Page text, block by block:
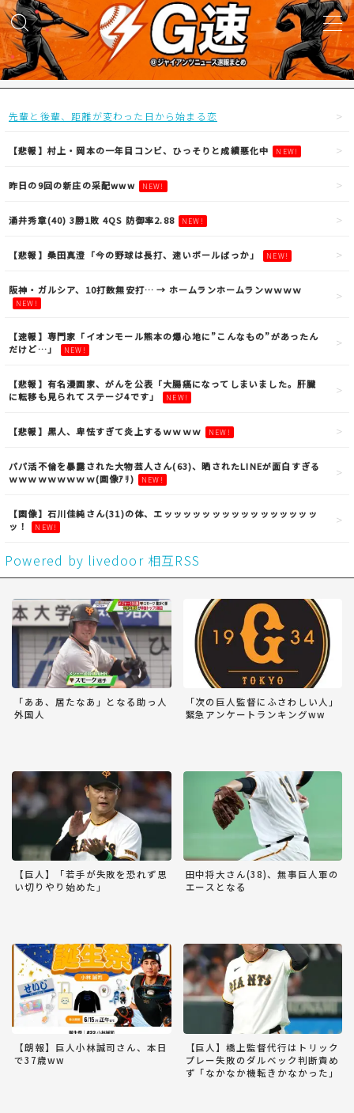
MENU
得点映像
試合結果
先輩と後輩、距離が変わった日から始まる恋
【悲報】村上・岡本の一年目コンビ、ひっそりと成績悪化中 NEW!
昨日の9回の新庄の采配www NEW!
涌井秀章(40) 3勝1敗 4QS 防御率2.88 NEW!
【悲報】桑田真澄「今の野球は長打、速いボールばっか」 NEW!
阪神・ガルシア、10打数無安打… → ホームランホームランｗｗｗｗ
NEW!
【速報】専門家「イオンモール熊本の爆心地に”こんなもの”があったん
だけど…」
NEW!
【悲報】有名漫画家、がんを公表「大腸癌になってしまいました。肝臓
に転移も見られてステージ4です」
NEW!
【悲報】黒人、卑怯すぎて炎上するｗｗｗｗ NEW!
パパ活不倫を暴露された大物芸人さん(63)、晒されたLINEが面白すぎる
ｗｗｗｗｗｗｗｗｗ(画像ｱﾘ)
NEW!
【画像】石川佳純さん(31)の体、エッッッッッッッッッッッッッッッッ
ッ！
NEW!
Powered by livedoor 相互RSS
「ああ、居たなあ」となる助っ人
外国人
「次の巨人監督にふさわしい人」
緊急アンケートランキングww
【巨人】「若手が失敗を恐れず思
い切りやり始めた」
田中将大さん(38)、無事巨人軍の
エースとなる
【朗報】巨人小林誠司さん、本日
で37歳ww
【巨人】橋上監督代行はトリック
プレー失敗のダルベック判断責め
ず「なかなか機転きかなかった」